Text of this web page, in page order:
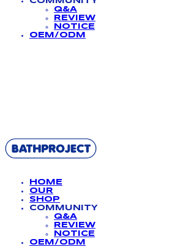
Q&A
REVIEW
NOTICE
OEM/ODM
HOME
OUR
SHOP
COMMUNITY
Q&A
REVIEW
NOTICE
OEM/ODM